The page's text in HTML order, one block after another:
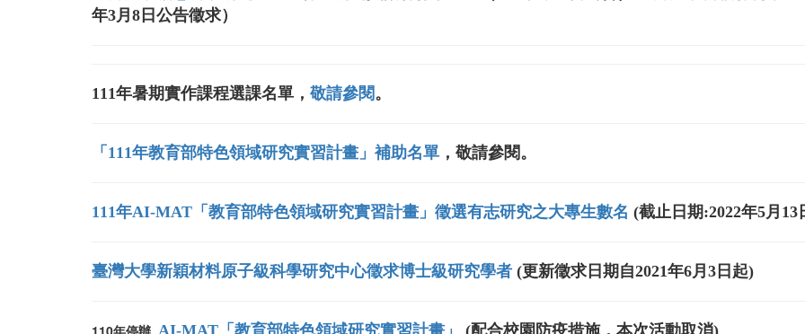
年3月8日公告徵求）
111年暑期實作課程選課名單， 敬請參閱 。
「111年教育部特色領域研究實習計畫」補助名單 ，敬請參閱。
111年AI-MAT「教育部特色領域研究實習計畫」徵選有志研究之大專生數名 (截止日期:2022年5月13
臺灣大學新穎材料原子級科學研究中心徵求博士級研究學者 (更新徵求日期自2021年6月3日起)
110年停辦 AI-MAT「教育部特色領域研究實習計畫」 (配合校園防疫措施，本次活動取消)